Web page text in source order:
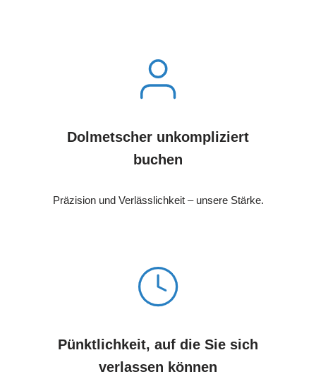
Dolmetscher unkompliziert
buchen
Präzision und Verlässlichkeit – unsere Stärke.
Pünktlichkeit, auf die Sie sich
verlassen können